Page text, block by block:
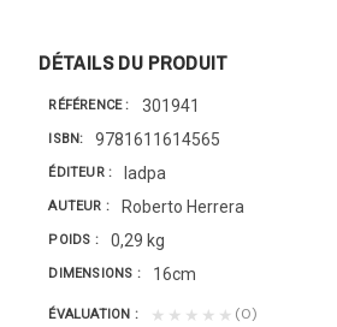
DÉTAILS DU PRODUIT
RÉFÉRENCE 301941
ISBN 9781611614565
ÉDITEUR Iadpa
AUTEUR Roberto Herrera
POIDS 0,29 kg
DIMENSIONS 16cm
ÉVALUATION ★★★★★ (0)